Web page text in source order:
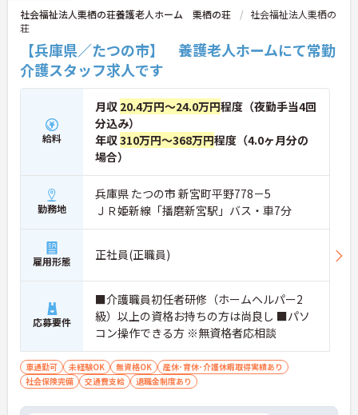
社会福祉法人栗栖の荘養護老人ホーム 栗栖の荘
社会福祉法人栗栖の
荘
【兵庫県／たつの市】 養護老人ホームにて常勤
介護スタッフ求人です
給料
月収 20.4万円～24.0万円程度（夜勤手当4回
分込み）
年収310万円～368万円程度（4.0ヶ月分の
場合）
勤務地
兵庫県 たつの市 新宮町平野778－5
ＪＲ姫新線「播磨新宮駅」バス・車7分
雇用形態 正社員(正職員)
応募要件
■介護職員初任者研修（ホームヘルパー2
級）以上の資格お持ちの方は尚良し ■パソ
コン操作できる方 ※無資格者応相談
車通勤可 未経験OK 無資格OK
産休･育休･介護休暇取得実績あり
社会保険完備
交通費支給 退職金制度あり